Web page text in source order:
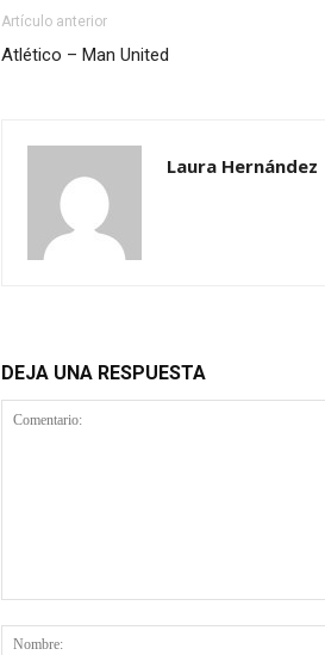
Artículo anterior
Atlético – Man United
Laura Hernández
DEJA UNA RESPUESTA